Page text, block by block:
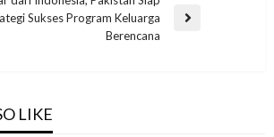
Sukses Program Keluarga
Berencana
LIKE